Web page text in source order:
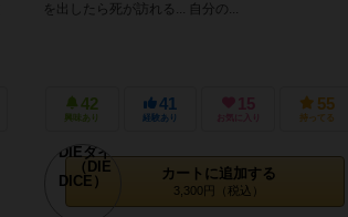
を出したら死が訪れる... 自分の...
42
興味あり
41
経験あり
15
お気に入り
55
持ってる
カートに追加する
3,300円（税込）